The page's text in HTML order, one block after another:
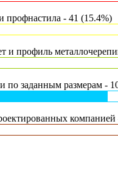
профнастила - 41 (15.4%)
и профиль
по заданным размерам -
компанией